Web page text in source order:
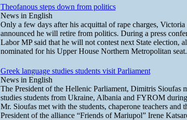
Theofanous steps down from politics
News in English
Only a few days after his acquittal of rape charges,
announced he will retire from politics. During a press
Labor MP said that he will not contest next State election,
nominated for his Upper House Northern Metropolitan seat.
Greek language studies students visit Parliament
News in English
The President of the Hellenic Parliament, Dimitris Sioufas
studies students from Ukraine, Albania and FYROM
Mr. Sioufas met with the students, chaperone teachers and
President of the alliance “Friends of Mariupol” Irene